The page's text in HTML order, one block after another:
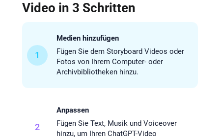
Video in 3 Schritten
1
Medien hinzufügen
Fügen Sie dem Storyboard Videos oder
Fotos von Ihrem Computer- oder
Archivbibliotheken hinzu.
2
Anpassen
Fügen Sie Text, Musik und Voiceover
hinzu, um Ihren ChatGPT-Video